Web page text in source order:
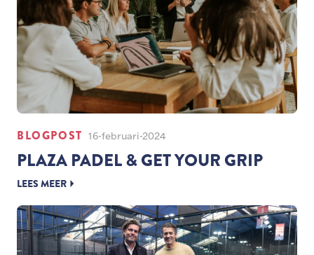
BLOGPOST 16-februari-2024
PLAZA PADEL & GET YOUR GRIP
LEES MEER